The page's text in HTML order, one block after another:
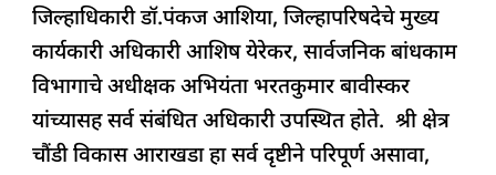
जिल्हाधिकारी डॉ.पंकज आशिया, जिल्हापरिषदेचे मुख्य
कार्यकारी अधिकारी आशिष येरेकर, सार्वजनिक बांधकाम
विभागाचे अधीक्षक अभियंता भरतकुमार बावीस्कर
यांच्यासह सर्व संबंधित अधिकारी उपस्थित होते. श्री क्षेत्र
चौंडी विकास आराखडा हा सर्व दृष्टीने परिपूर्ण असावा,